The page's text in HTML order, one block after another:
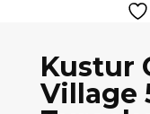
Kustur
Village